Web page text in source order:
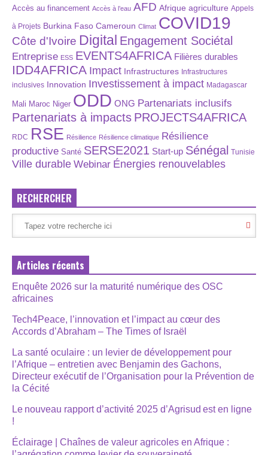
Accès au financement Accès à l’eau AFD Afrique agriculture Appels
à Projets Burkina Faso Cameroun Climat COVID19
Côte d'Ivoire Digital Engagement Sociétal
Entreprise ESS EVENTS4AFRICA Filières durables
IDD4AFRICA Impact Infrastructures Infrastructures
inclusives Innovation Investissement à impact Madagascar
Mali Maroc Niger ODD ONG Partenariats inclusifs
Partenariats à impacts PROJECTS4AFRICA
RDC RSE Résilience Résilience climatique Résilience
productive Santé SERSE2021 Start-up Sénégal Tunisie
Ville durable Webinar Énergies renouvelables
RECHERCHER
Articles récents
Enquête 2026 sur la maturité numérique des OSC
africaines
Tech4Peace, l’innovation et l’impact au cœur des
Accords d’Abraham – The Times of Israël
La santé oculaire : un levier de développement pour
l’Afrique – entretien avec Benjamin des Gachons,
Directeur exécutif de l’Organisation pour la Prévention de
la Cécité
Le nouveau rapport d’activité 2025 d’Agrisud est en ligne
!
Éclairage | Chaînes de valeur agricoles en Afrique :